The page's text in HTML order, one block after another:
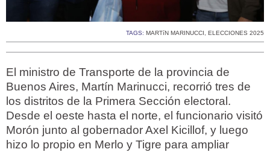
TAGS: MARTíN MARINUCCI , ELECCIONES 2025
El ministro de Transporte de la provincia de
Buenos Aires, Martín Marinucci, recorrió tres de
los distritos de la Primera Sección electoral.
Desde el oeste hasta el norte, el funcionario visitó
Morón junto al gobernador Axel Kicillof, y luego
hizo lo propio en Merlo y Tigre para ampliar